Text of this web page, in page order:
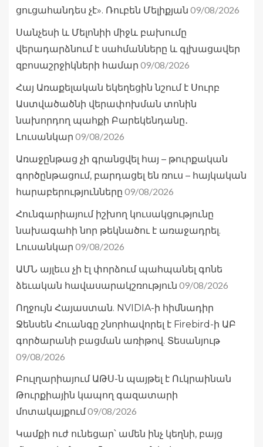
ցուցահանդես չէ». Ռուբեն Մելիքյան 09/08/2026
Սանչեսի և Մելոնիի միջև բախումը
վերադարձնում է սահմանները և գլխացավեր
զբոսաշրջիկների համար 09/08/2026
Հայ Առաքելական եկեղեցին նշում է Սուրբ
Աստվածածնի վերափոխման տոնին
նախորդող պահքի Բարեկենդանը․
Լուսանկար 09/08/2026
Առաջընթաց չի գրանցվել հայ – թուրքական
գործընթացում, բարդացել են ռուս – հայկական
հարաբերությունները 09/08/2026
Հունգարիայում իշխող կուսակցությունը
նախագահի նոր թեկնածու է առաջադրել.
Լուսանկար 09/08/2026
ԱՄՆ այլեւս չի էլ փորձում պահպանել գոնե
ձեւական հավասարակշռություն 09/08/2026
Ողջույն Հայաստան. NVIDIA-ի հիմնադիր
Ջենսեն Հուանգը շնորհավորել է Firebird-ի ԱԲ
գործարանի բացման առիթով. Տեսանյութ
09/08/2026
Բուլղարիայում ԱԹՍ-ն պայթել է Ուկրաինան
Թուրքիային կապող գազատարի
մոտակայքում09/08/2026
Կամքի ուժ ունեցար՝ ամեն ինչ կեղնի, բայց